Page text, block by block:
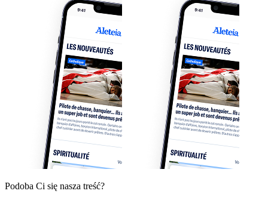
Podoba Ci się nasza treść?